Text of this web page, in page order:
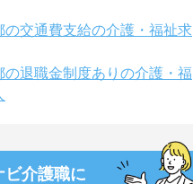
の交通費支給の介護・福祉求
の退職金制度ありの介護・福
ビ介護職に